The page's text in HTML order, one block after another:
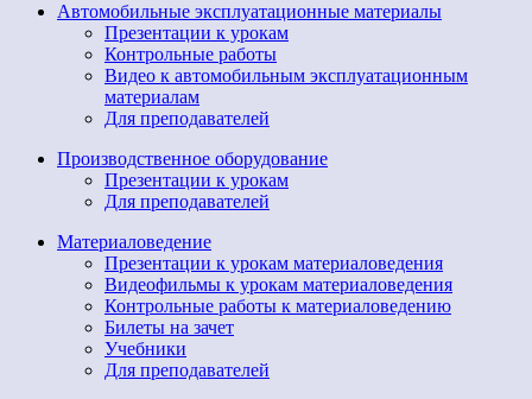
Автомобильные эксплуатационные материалы
Презентации к урокам
Контрольные работы
Видео к автомобильным эксплуатационным
материалам
Для преподавателей
Производственное оборудование
Презентации к урокам
Для преподавателей
Материаловедение
Презентации к урокам материаловедения
Видеофильмы к урокам материаловедения
Контрольные работы к материаловедению
Билеты на зачет
Учебники
Для преподавателей